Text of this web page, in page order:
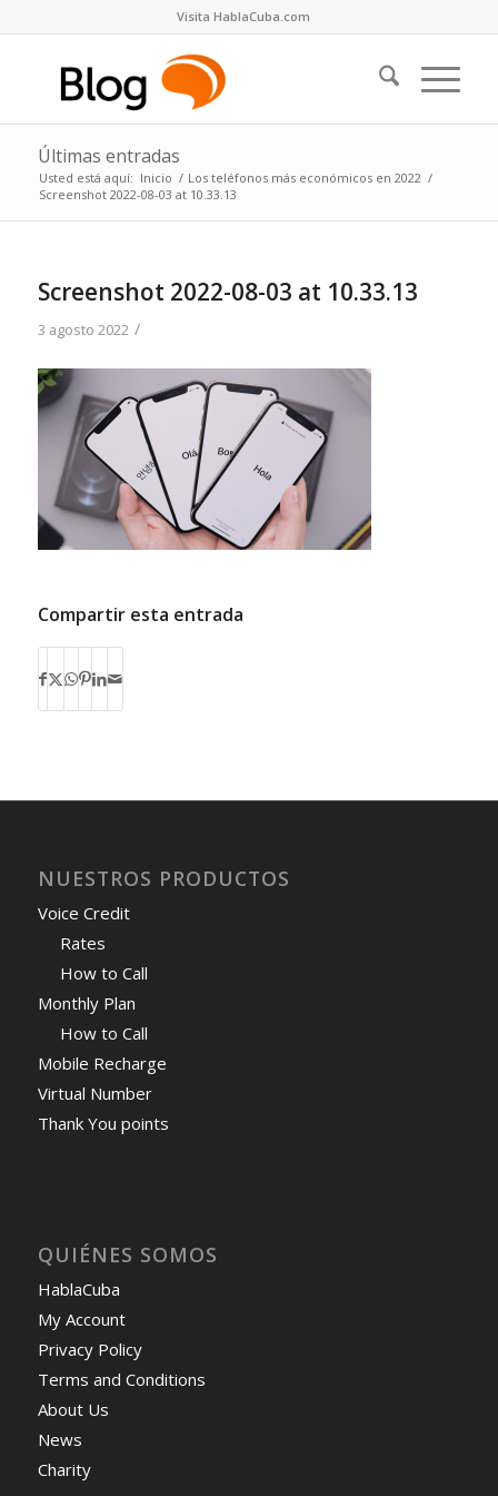
Visita HablaCuba.com
Últimas entradas
Usted está aquí: Inicio / Los teléfonos más económicos en 2022 /
Screenshot 2022-08-03 at 10.33.13
Screenshot 2022-08-03 at 10.33.13
3 agosto 2022 /
Compartir esta entrada
NUESTROS PRODUCTOS
Voice Credit
Rates
How to Call
Monthly Plan
How to Call
Mobile Recharge
Virtual Number
Thank You points
QUIÉNES SOMOS
HablaCuba
My Account
Privacy Policy
Terms and Conditions
About Us
News
Charity